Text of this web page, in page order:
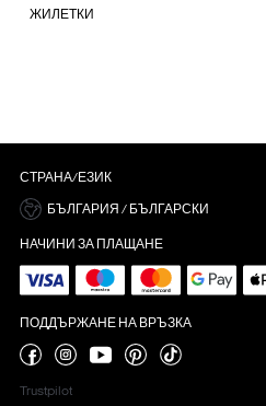
ЖИЛЕТКИ
СТРАНА/ЕЗИК
БЪЛГАРИЯ / БЪЛГАРСКИ
НАЧИНИ ЗА ПЛАЩАНЕ
ПОДДЪРЖАНЕ НА ВРЪЗКА
Trustpilot